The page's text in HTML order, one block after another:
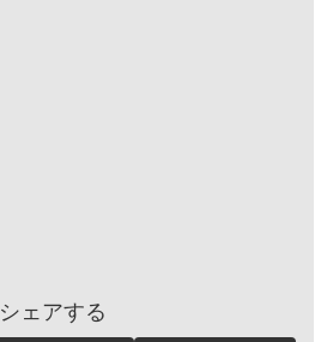
シェアする